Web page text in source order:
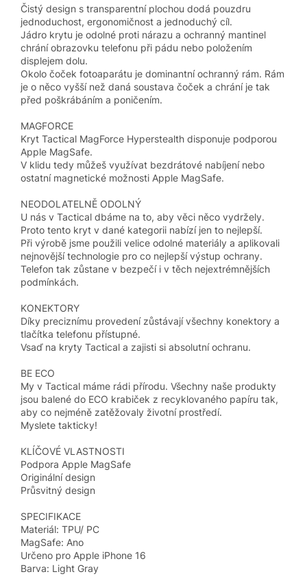
Čistý design s transparentní plochou dodá pouzdru
jednoduchost, ergonomičnost a jednoduchý cíl.
Jádro krytu je odolné proti nárazu a ochranný mantinel
chrání obrazovku telefonu při pádu nebo položením
displejem dolu.
Okolo čoček fotoaparátu je dominantní ochranný rám. Rám
je o něco vyšší než daná soustava čoček a chrání je tak
před poškrábáním a poničením.
MAGFORCE
Kryt Tactical MagForce Hyperstealth disponuje podporou
Apple MagSafe.
V klidu tedy můžeš využívat bezdrátové nabíjení nebo
ostatní magnetické možnosti Apple MagSafe.
NEODOLATELNĚ ODOLNÝ
U nás v Tactical dbáme na to, aby věci něco vydržely.
Proto tento kryt v dané kategorii nabízí jen to nejlepší.
Při výrobě jsme použili velice odolné materiály a aplikovali
nejnovější technologie pro co nejlepší výstup ochrany.
Telefon tak zůstane v bezpečí i v těch nejextrémnějších
podmínkách.
KONEKTORY
Díky preciznímu provedení zůstávají všechny konektory a
tlačítka telefonu přístupné.
Vsaď na kryty Tactical a zajisti si absolutní ochranu.
BE ECO
My v Tactical máme rádi přírodu. Všechny naše produkty
jsou balené do ECO krabiček z recyklovaného papíru tak,
aby co nejméně zatěžovaly životní prostředí.
Myslete takticky!
KLÍČOVÉ VLASTNOSTI
Podpora Apple MagSafe
Originální design
Průsvitný design
SPECIFIKACE
Materiál: TPU/ PC
MagSafe: Ano
Určeno pro Apple iPhone 16
Barva: Light Gray